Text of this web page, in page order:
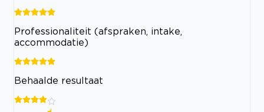
Professionaliteit (afspraken, intake,
accommodatie)
Behaalde resultaat